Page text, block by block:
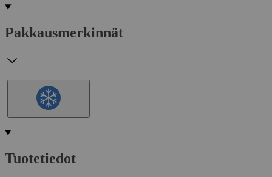
Pakkausmerkinnät
Tuotetiedot